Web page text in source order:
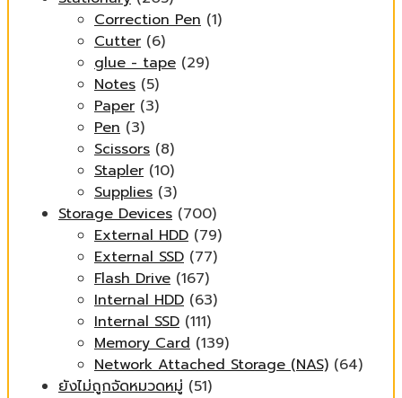
Correction Pen (1)
Cutter (6)
glue - tape (29)
Notes (5)
Paper (3)
Pen (3)
Scissors (8)
Stapler (10)
Supplies (3)
Storage Devices (700)
External HDD (79)
External SSD (77)
Flash Drive (167)
Internal HDD (63)
Internal SSD (111)
Memory Card (139)
Network Attached Storage (NAS) (64)
ยังไม่ถูกจัดหมวดหมู่ (51)